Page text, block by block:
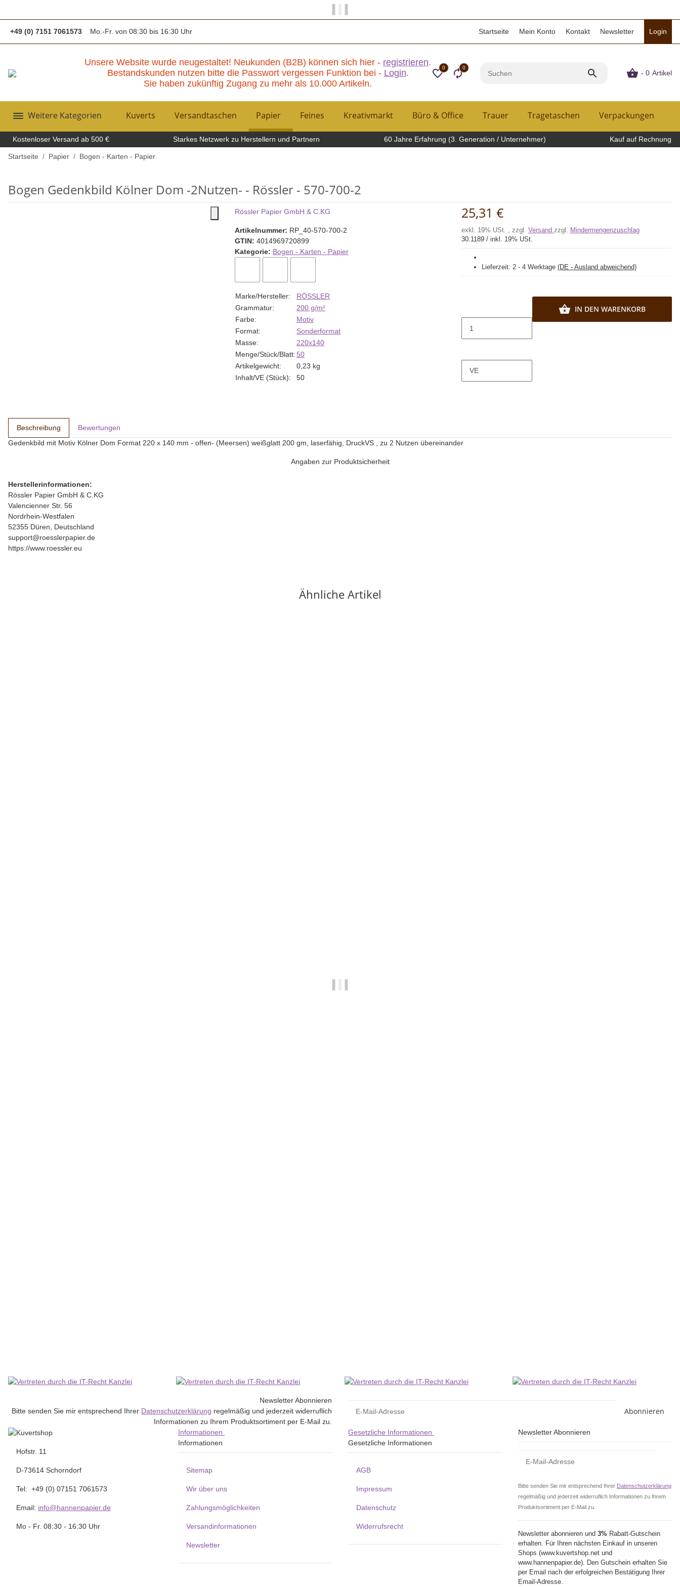
+49 (0) 7151 7061573 Mo.-Fr. von 08:30 bis 16:30 Uhr Startseite Mein Konto Kontakt Newsletter Login
Unsere Website wurde neugestaltet! Neukunden (B2B) können sich hier - registrieren.
Bestandskunden nutzen bitte die Passwort vergessen Funktion bei - Login.
Sie haben zukünftig Zugang zu mehr als 10.000 Artikeln.
0 0
- 0 Artikel
Weitere Kategorien Kuverts Versandtaschen Papier Feines Kreativmarkt Büro & Office Trauer Tragetaschen Verpackungen
Kostenloser Versand ab 500 € Starkes Netzwerk zu Herstellern und Partnern 60 Jahre Erfahrung (3. Generation / Unternehmer) Kauf auf Rechnung
Startseite Papier Bogen - Karten - Papier
Bogen Gedenkbild Kölner Dom -2Nutzen- - Rössler - 570-700-2
Rössler Papier GmbH & C.KG
Artikelnummer: RP_40-570-700-2
GTIN: 4014969720899
Kategorie: Bogen - Karten - Papier
Marke/Hersteller:
RÖSSLER
Grammatur:
200 g/m²
Farbe:
Motiv
Format:
Sonderformat
Masse:
220x140
Menge/Stück/Blatt: 50
Artikelgewicht:
0,23 kg
Inhalt/VE (Stück):
50
Lieferzeit: 2 - 4 Werktage (DE - Ausland abweichend)
25,31 €
exkl. 19% USt. , zzgl. Versand zzgl. Mindermengenzuschlag
30.1189 / inkl. 19% USt.
VE
IN DEN WARENKORB
Beschreibung
Bewertungen
Gedenkbild mit Motiv Kölner Dom Format 220 x 140 mm - offen- (Meersen) weißglatt 200 gm, laserfähig, DruckVS , zu 2 Nutzen übereinander
Angaben zur Produktsicherheit
Herstellerinformationen:
Rössler Papier GmbH & C.KG
Valencienner Str. 56
Nordrhein-Westfalen
52355 Düren, Deutschland
support@roesslerpapier.de
https://www.roessler.eu
Ähnliche Artikel
Newsletter Abonnieren
Bitte senden Sie mir entsprechend Ihrer Datenschutzerklärung regelmäßig und jederzeit widerruflich
Informationen zu Ihrem Produktsortiment per E-Mail zu.
Abonnieren
Hofstr. 11
D-73614 Schorndorf
Tel: +49 (0) 07151 7061573
Email: info@hannenpapier.de
Mo - Fr. 08:30 - 16:30 Uhr
Informationen
Informationen
Sitemap
Wir über uns
Zahlungsmöglichkeiten
Versandinformationen
Newsletter
Gesetzliche Informationen
Gesetzliche Informationen
AGB
Impressum
Datenschutz
Widerrufsrecht
Newsletter Abonnieren
Bitte senden Sie mir entsprechend Ihrer Datenschutzerklärung
regelmäßig und jederzeit widerruflich Informationen zu Ihrem
Produktsortiment per E-Mail zu.
Newsletter abonnieren und 3% Rabatt-Gutschein
erhalten. Für Ihren nächsten Einkauf in unseren
Shops (www.kuvertshop.net und
www.hannenpapier.de). Den Gutschein erhalten Sie
per Email nach der erfolgreichen Bestätigung Ihrer
Email-Adresse.